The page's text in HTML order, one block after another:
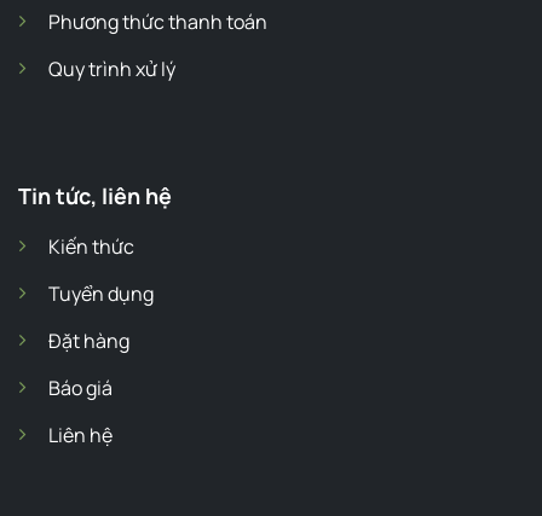
Phương thức thanh toán
Quy trình xử lý
Tin tức, liên hệ
Kiến thức
Tuyển dụng
Đặt hàng
Báo giá
Liên hệ